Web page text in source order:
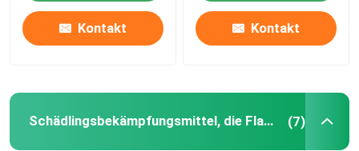
Kontakt Kontakt
Schädlingsbekämpfungsmittel, die Flaschen verpacken (7)